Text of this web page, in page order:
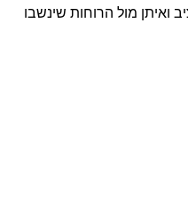
ואיתן מול הרוחות שינשבו